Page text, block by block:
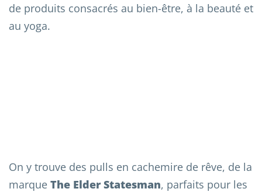
de produits consacrés au bien-être, à la beauté et
au yoga.
On y trouve des pulls en cachemire de rêve, de la
marque The Elder Statesman, parfaits pour les